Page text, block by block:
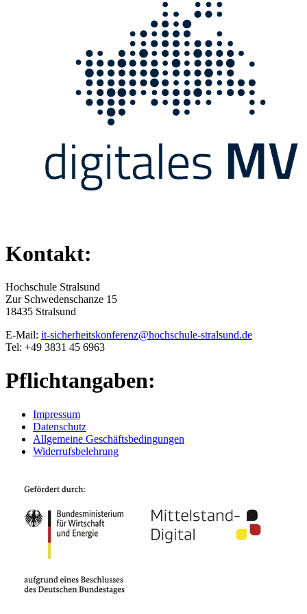
Kontakt:
Hochschule Stralsund
Zur Schwedenschanze 15
18435 Stralsund
E-Mail: it-sicherheitskonferenz@hochschule-stralsund.de
Tel: +49 3831 45 6963
Pflichtangaben:
Impressum
Datenschutz
Allgemeine Geschäftsbedingungen
Widerrufsbelehrung